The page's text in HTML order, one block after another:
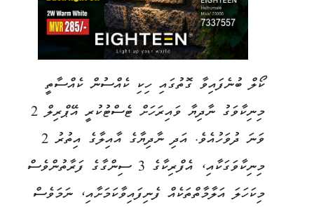
ކޯލް ބުނެފައިވާ ގޮތުގައި ހިކި ކެއްސުން ކެއްސާތީ
މިނިކާވަގު ނާދިޔާ ވައިރަހަށް ޓެސްޓުކުރީ އޭޕްރިލް 2
ވަނަ ދުވަހުއެވެ. އަދި ނާދިޔާގެ އާއިލާގެ އިތުރު 2
މިނިކާވަގަކާއި، އެފްރިކާގެ 3 ސިންގާގެ ފަރާތުންވެސް
މިކަހަލަ އަލާމާތްތަކެއް ފެނިފައިވާކަމަށާއި، ނަމަވެސް